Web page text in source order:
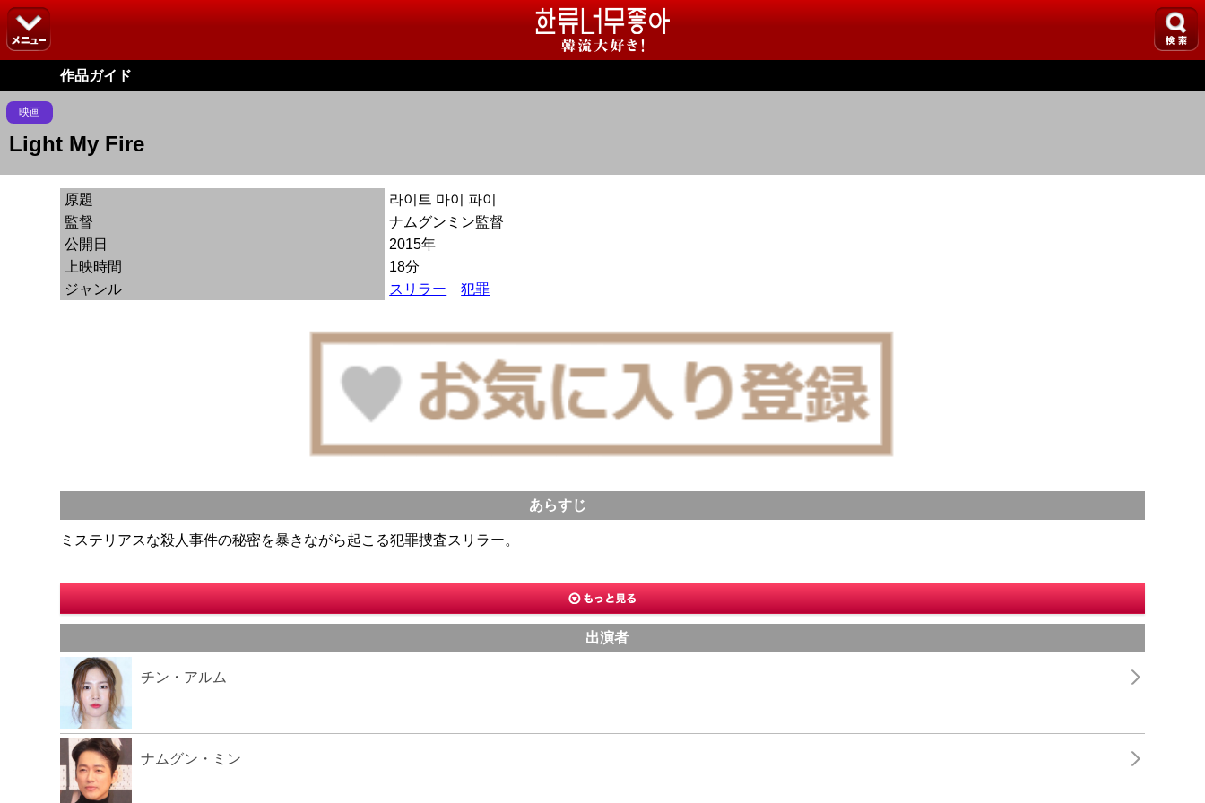
作品ガイド
映画
Light My Fire
原題
라이트 마이 파이
監督
ナムグンミン監督
公開日
2015年
上映時間
18分
ジャンル
スリラー 犯罪
あらすじ
ミステリアスな殺人事件の秘密を暴きながら起こる犯罪捜査スリラー。
出演者
チン・アルム
ナムグン・ミン